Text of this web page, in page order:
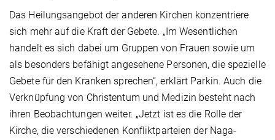
Das Heilungsangebot der anderen Kirchen konzentriere
sich mehr auf die Kraft der Gebete. „Im Wesentlichen
handelt es sich dabei um Gruppen von Frauen sowie um
als besonders befähigt angesehene Personen, die spezielle
Gebete für den Kranken sprechen“, erklärt Parkin. Auch die
Verknüpfung von Christentum und Medizin besteht nach
ihren Beobachtungen weiter. „Jetzt ist es die Rolle der
Kirche, die verschiedenen Konfliktparteien der Naga-